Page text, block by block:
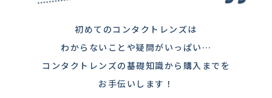
初めてのコンタクトレンズは
わからないことや疑問がいっぱい…
コンタクトレンズの基礎知識から購入までを
お手伝いします！